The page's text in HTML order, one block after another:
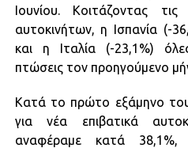
Ιουνίου. Κοιτάζοντας
αυτοκινήτων, η Ισπανία (-
και η Ιταλία (-23,1%)
πτώσεις τον προηγούμενο
Κατά το πρώτο εξάμηνο
για νέα επιβατικά
αναφέραμε κατά 38,1%,